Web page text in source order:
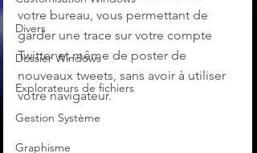
Divers
Dossier Windows
Explorateurs de fichiers
Gestion Système
Graphisme
votre bureau, vous permettant de
garder une trace sur votre compte
Twitter et même de poster de
nouveaux tweets, sans avoir à utiliser
votre navigateur.